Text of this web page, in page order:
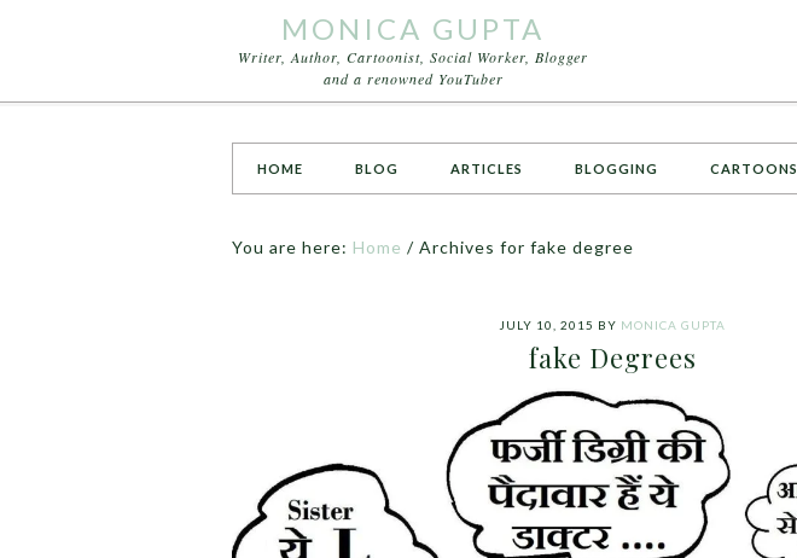
MONICA GUPTA
Writer, Author, Cartoonist, Social Worker, Blogger
and a renowned YouTuber
HOME BLOG ARTICLES BLOGGING CARTOONS
You are here: Home / Archives for fake degree
JULY 10, 2015 BY MONICA GUPTA
fake Degrees